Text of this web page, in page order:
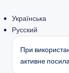
Українська
Русский
При
активне